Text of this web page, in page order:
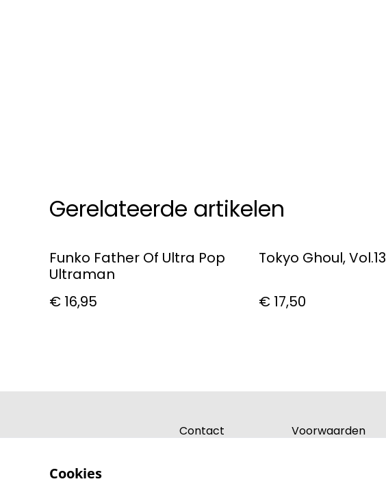
Gerelateerde artikelen
Funko Father Of Ultra Pop
Ultraman
€ 16,95
Tokyo Ghoul, Vol.13
€ 17,50
Contact Voorwaarden
Cookies